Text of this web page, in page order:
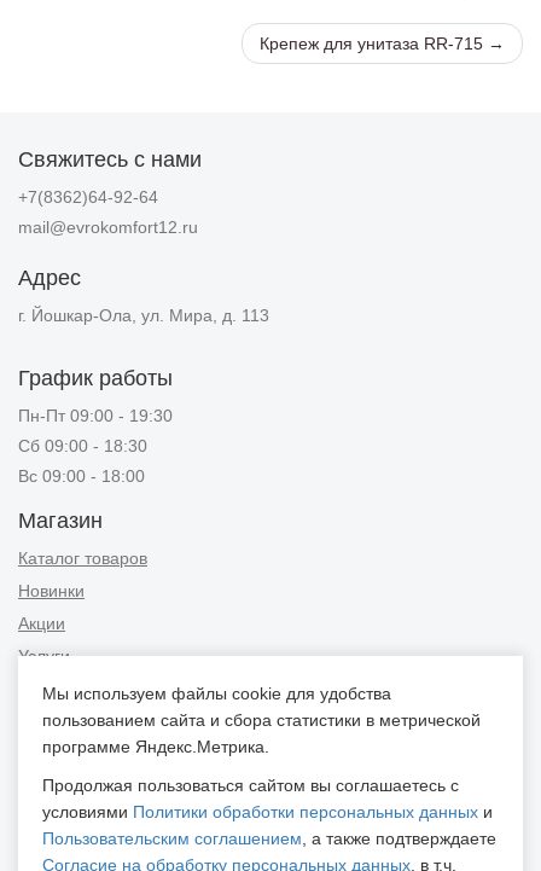
Крепеж для унитаза RR-715 →
Свяжитесь с нами
+7(8362)64-92-64
mail@evrokomfort12.ru
Адрес
г. Йошкар-Ола, ул. Мира, д. 113
График работы
Пн-Пт 09:00 - 19:30
Сб 09:00 - 18:30
Вс 09:00 - 18:00
Магазин
Каталог товаров
Новинки
Акции
Услуги
Информация
Публичная оферта
Контакты
Положение об обработке персональных данных
Мы используем файлы cookie для удобства
пользованием сайта и сбора статистики в метрической
программе Яндекс.Метрика.
Продолжая пользоваться сайтом вы соглашаетесь с
условиями Политики обработки персональных данных и
Пользовательским соглашением , а также подтверждаете
Согласие на обработку персональных данных , в т.ч.